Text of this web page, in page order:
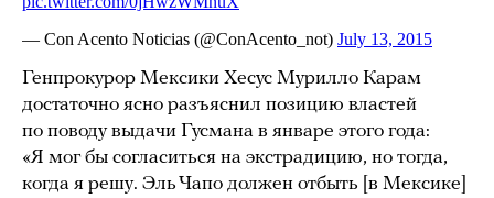
Генпрокурор Мексики Хесус Мурилло Карам
достаточно ясно разъяснил позицию властей
по поводу выдачи Гусмана в январе этого года:
«Я мог бы согласиться на экстрадицию, но тогда,
когда я решу. Эль Чапо должен отбыть [в Мексике]